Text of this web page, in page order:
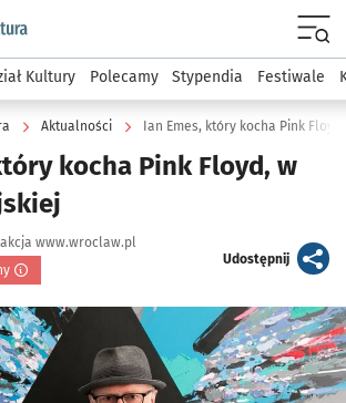
wroclaw.pl podserwis: Kultura
Kultury Polecamy Stypendia Festiwale
Aktualności Ian Emes, który kocha Pink
kocha Pink Floyd, w
www.wroclaw.pl
Udostępnijartykuł